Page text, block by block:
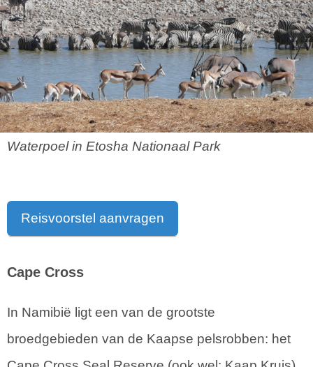
Waterpoel in Etosha Nationaal Park
Reisvoorstel aanvragen
Cape Cross
In Namibië ligt een van de grootste
broedgebieden van de Kaapse pelsrobben: het